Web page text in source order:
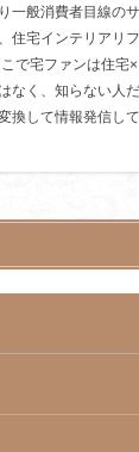
一般消費者目線の
住宅インテリアリ
で宅ファンは住宅
なく、知らない人
換して情報発信して